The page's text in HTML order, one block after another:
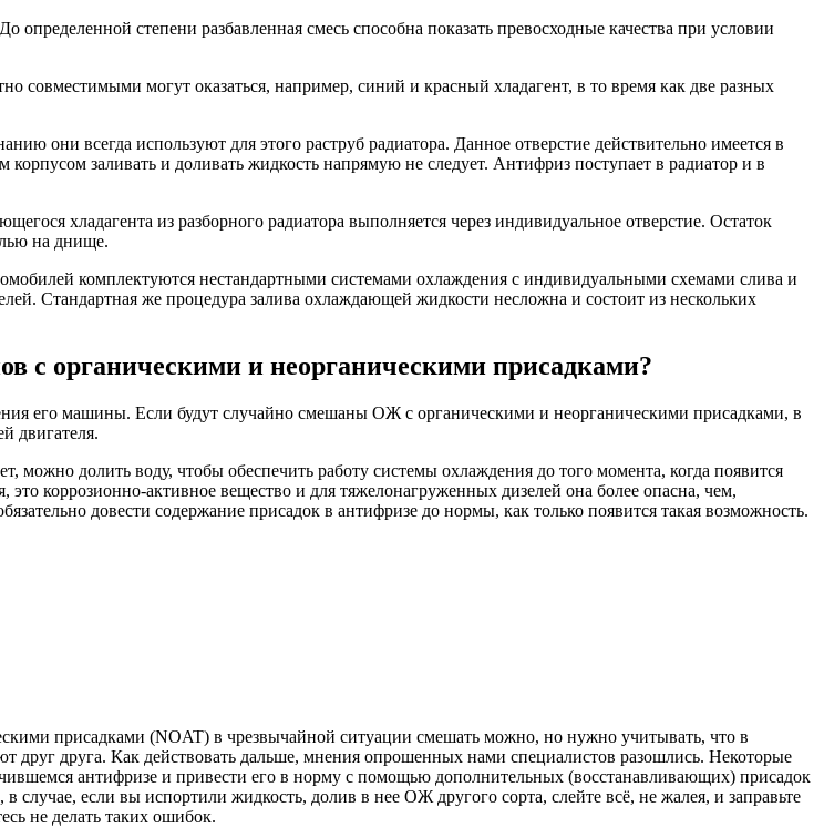
степени разбавленная смесь способна показать превосходные качества при условии
совместимыми могут оказаться, например, синий и красный хладагент, в то время как две разных
они всегда используют для этого раструб радиатора. Данное отверстие действительно имеется в
заливать и доливать жидкость напрямую не следует. Антифриз поступает в радиатор и в
хладагента из разборного радиатора выполняется через индивидуальное отверстие. Остаток
на днище.
комплектуются нестандартными системами охлаждения с индивидуальными схемами слива и
Стандартная же процедура залива охлаждающей жидкости несложна и состоит из нескольких
органическими и неорганическими присадками?
его машины. Если будут случайно смешаны ОЖ с органическими и неорганическими присадками, в
двигателя.
долить воду, чтобы обеспечить работу системы охлаждения до того момента, когда появится
коррозионно-активное вещество и для тяжелонагруженных дизелей она более опасна, чем,
довести содержание присадок в антифризе до нормы, как только появится такая возможность.
присадками (NOAT) в чрезвычайной ситуации смешать можно, но нужно учитывать, что в
друг друга. Как действовать дальше, мнения опрошенных нами специалистов разошлись. Некоторые
антифризе и привести его в норму с помощью дополнительных (восстанавливающих) присадок
если вы испортили жидкость, долив в нее ОЖ другого сорта, слейте всё, не жалея, и заправьте
не делать таких ошибок.